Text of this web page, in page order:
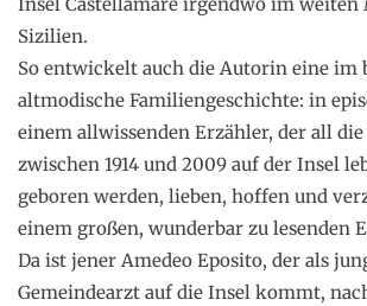
Sizilien.
So entwickelt auch die Autorin eine im
altmodische Familiengeschichte: in
einem allwissenden Erzähler, der all die
zwischen 1914 und 2009 auf der Insel
geboren werden, lieben, hoffen und
einem großen, wunderbar zu lesenden
Da ist jener Amedeo Eposito, der als
Gemeindearzt auf die Insel kommt,